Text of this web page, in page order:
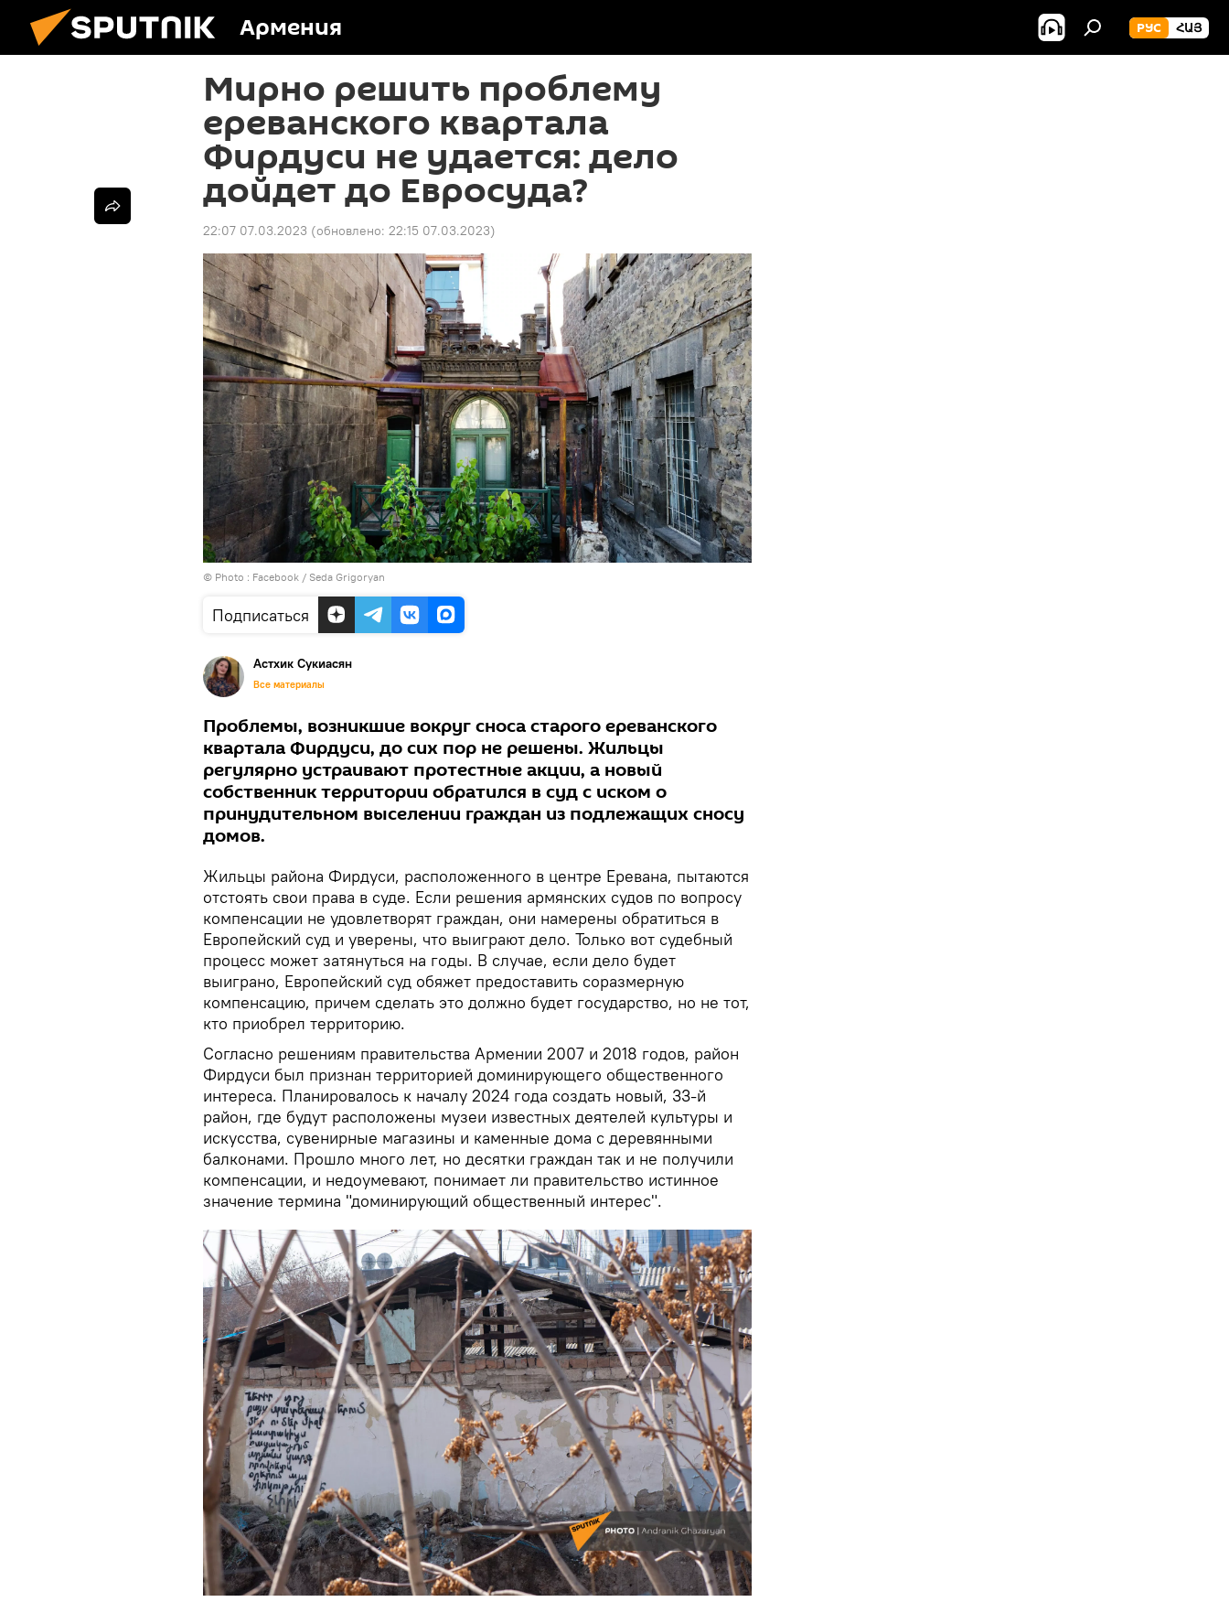
Армения РУС ՀԱՅ
Мирно решить проблему
ереванского квартала
Фирдуси не удается: дело
дойдет до Евросуда?
22:07 07.03.2023 (обновлено: 22:15 07.03.2023)
© Photo : Facebook / Seda Grigoryan
Подписаться
Астхик Сукиасян
Все материалы
Проблемы, возникшие вокруг сноса старого ереванского
квартала Фирдуси, до сих пор не решены. Жильцы
регулярно устраивают протестные акции, а новый
собственник территории обратился в суд с иском о
принудительном выселении граждан из подлежащих сносу
домов.
Жильцы района Фирдуси, расположенного в центре Еревана, пытаются
отстоять свои права в суде. Если решения армянских судов по вопросу
компенсации не удовлетворят граждан, они намерены обратиться в
Европейский суд и уверены, что выиграют дело. Только вот судебный
процесс может затянуться на годы. В случае, если дело будет
выиграно, Европейский суд обяжет предоставить соразмерную
компенсацию, причем сделать это должно будет государство, но не тот,
кто приобрел территорию.
Согласно решениям правительства Армении 2007 и 2018 годов, район
Фирдуси был признан территорией доминирующего общественного
интереса. Планировалось к началу 2024 года создать новый, 33-й
район, где будут расположены музеи известных деятелей культуры и
искусства, сувенирные магазины и каменные дома с деревянными
балконами. Прошло много лет, но десятки граждан так и не получили
компенсации, и недоумевают, понимает ли правительство истинное
значение термина "доминирующий общественный интерес".